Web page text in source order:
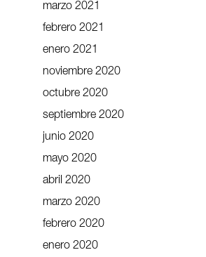
marzo 2021
febrero 2021
enero 2021
noviembre 2020
octubre 2020
septiembre 2020
junio 2020
mayo 2020
abril 2020
marzo 2020
febrero 2020
enero 2020